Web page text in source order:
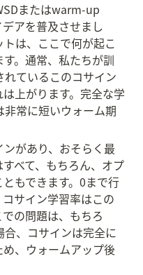
またはwarm-up
アを普及させまし
は、ここで何が起こ
。通常、私たちが訓
ているこのコサイン
上がります。完全な学
常に短いウォーム期
があり、おそらく最
べて、もちろん、オプ
もできます。0まで行
サイン学習率はこの
の問題は、もちろ
、コサインは完全に
、ウォームアップ後